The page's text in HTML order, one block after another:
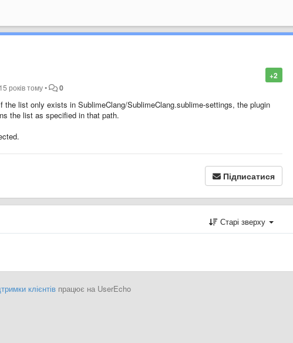
+2
15 років тому• 0
list only exists in SublimeClang/SublimeClang.sublime-settings, the plugin
the list as specified in that path.
Підписатися
Старі зверху
клієнтівпрацює на UserEcho